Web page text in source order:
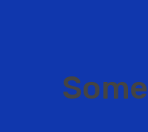
Some